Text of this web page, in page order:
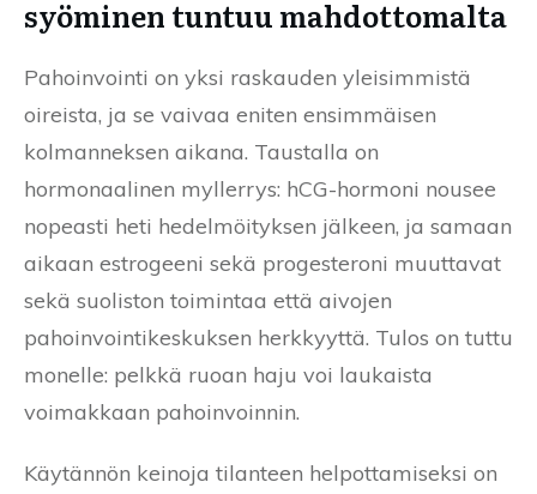
syöminen tuntuu mahdottomalta
Pahoinvointi on yksi raskauden yleisimmistä
oireista, ja se vaivaa eniten ensimmäisen
kolmanneksen aikana. Taustalla on
hormonaalinen myllerrys: hCG-hormoni nousee
nopeasti heti hedelmöityksen jälkeen, ja samaan
aikaan estrogeeni sekä progesteroni muuttavat
sekä suoliston toimintaa että aivojen
pahoinvointikeskuksen herkkyyttä. Tulos on tuttu
monelle: pelkkä ruoan haju voi laukaista
voimakkaan pahoinvoinnin.
Käytännön keinoja tilanteen helpottamiseksi on